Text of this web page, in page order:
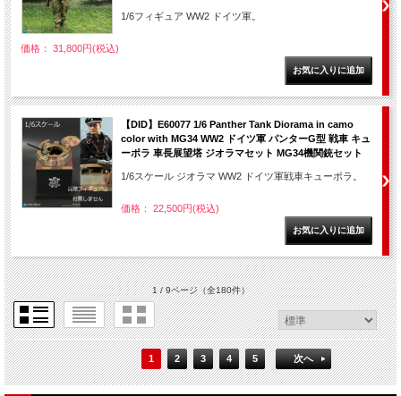
1/6フィギュア WW2 ドイツ軍。
価格： 31,800円(税込)
【DID】E60077 1/6 Panther Tank Diorama in camo
color with MG34 WW2 ドイツ軍 パンターG型 戦車 キュ
ーポラ 車長展望塔 ジオラマセット MG34機関銃セット
1/6スケール ジオラマ WW2 ドイツ軍戦車キューポラ。
価格： 22,500円(税込)
1 / 9ページ（全180件）
1 2 3 4 5 次へ